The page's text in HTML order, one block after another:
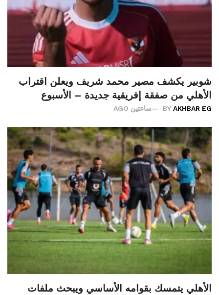
شوبير يكشف مصير محمد شريف ويعلن اقتراب
الأهلي من صفقة إفريقية جديدة – الأسبوع
BY AKHBAR EG ساعتين AGO
الأهلي يتمسك بقوامه الأساسي ويبحث ملفات